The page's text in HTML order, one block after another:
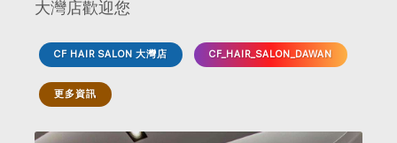
大灣店歡迎您
CF HAIR SALON 大灣店 CF_HAIR_SALON_DAWAN
更多資訊